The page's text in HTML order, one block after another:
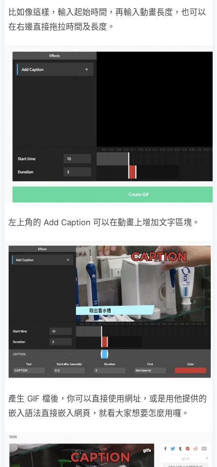
比如像這樣，輸入起始時間，再輸入動畫長度，也可以
在右邊直接拖拉時間及長度。
左上角的 Add Caption 可以在動畫上增加文字區塊。
產生 GIF 檔後，你可以直接使用網址，或是用他提供的
嵌入語法直接嵌入網頁，就看大家想要怎麼用囉。